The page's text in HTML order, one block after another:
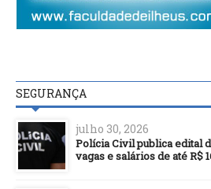
SEGURANÇA
julho 30, 2026
Polícia Civil publica edital
vagas e salários de até R$